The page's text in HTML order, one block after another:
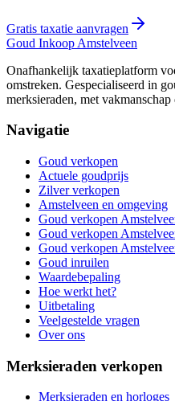
Gratis taxatie aanvragen
Goud Inkoop Amstelveen
Onafhankelijk taxatieplatform
omstreken. Gespecialiseerd in
merksieraden, met
Navigatie
Goud verkopen
Actuele goudprijs
Zilver verkopen
Amstelveen en omgeving
Goud verkopen
Goud verkopen
Goud verkopen
Goud inruilen
Waardebepaling
Hoe werkt het?
Uitbetaling
Veelgestelde vragen
Over ons
Merksieraden verkopen
Merksieraden en horloges